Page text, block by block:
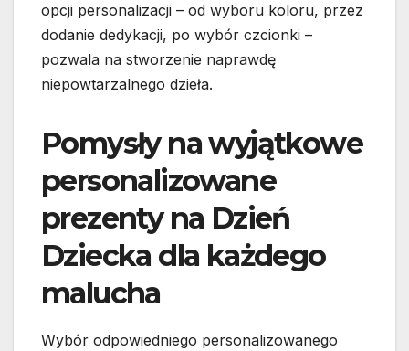
opcji personalizacji – od wyboru koloru, przez
dodanie dedykacji, po wybór czcionki –
pozwala na stworzenie naprawdę
niepowtarzalnego dzieła.
Pomysły na wyjątkowe
personalizowane
prezenty na Dzień
Dziecka dla każdego
malucha
Wybór odpowiedniego personalizowanego